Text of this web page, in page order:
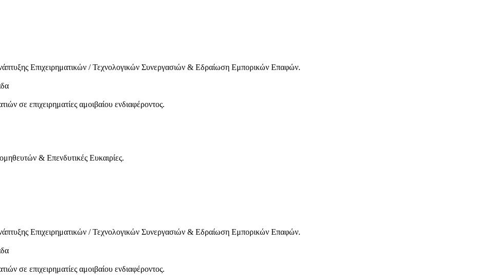
Επιχειρηματικών / Τεχνολογικών Συνεργασιών & Εδραίωση Εμπορικών Επαφών.
σε επιχειρηματίες αμοιβαίου ενδιαφέροντος.
& Επενδυτικές Ευκαιρίες.
Επιχειρηματικών / Τεχνολογικών Συνεργασιών & Εδραίωση Εμπορικών Επαφών.
σε επιχειρηματίες αμοιβαίου ενδιαφέροντος.